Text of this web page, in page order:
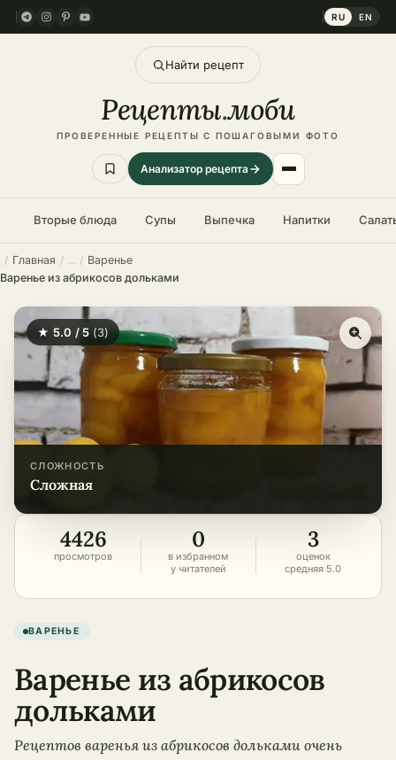
RU EN
Найти рецепт
Рецепты.моби
ПРОВЕРЕННЫЕ РЕЦЕПТЫ С ПОШАГОВЫМИ ФОТО
Анализатор рецепта
Вторые блюда Супы Выпечка Напитки
Главная
Варенье
Варенье из абрикосов дольками
★ 5.0 / 5 (3)
СЛОЖНОСТЬ
сложная
4426
просмотров
0
в избранном
у читателей
3
оценок
средняя 5.0
ВАРЕНЬЕ
Варенье из абрикосов
дольками
Рецептов варенья из абрикосов дольками очень